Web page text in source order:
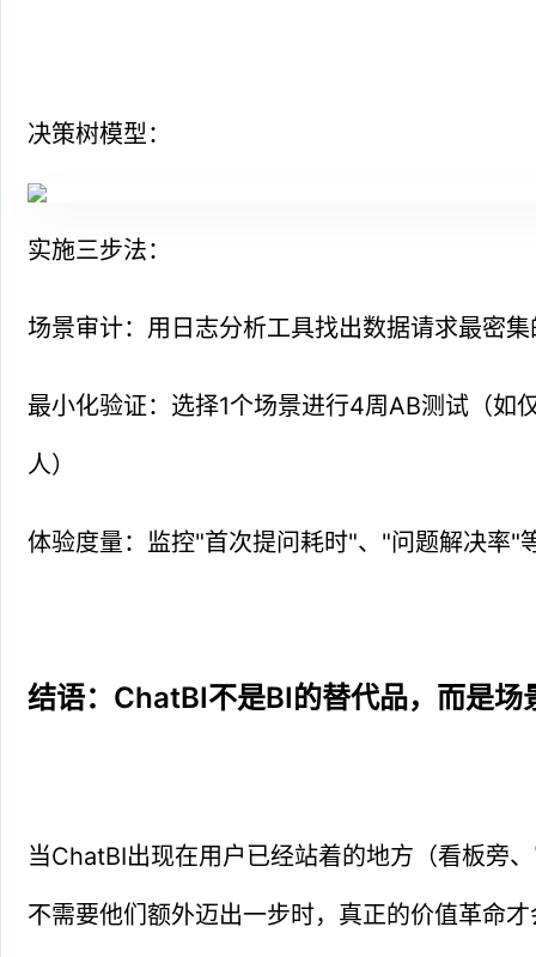
决策树模型：
实施三步法：
场景审计：用日志分析工具找出数据请求最密
最小化验证：选择1个场景进行4周AB测试（如
人）
体验度量：监控"首次提问耗时"、"问题解决率"
结语：ChatBI不是BI的替代品，而是场
当ChatBI出现在用户已经站着的地方（看板旁
不需要他们额外迈出一步时，真正的价值革命